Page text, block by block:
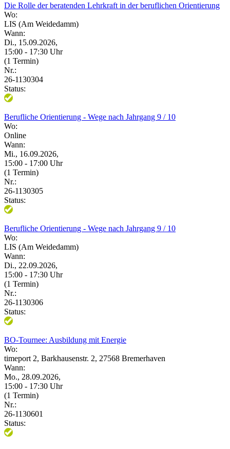
Die Rolle der beratenden Lehrkraft in der beruflichen Orientierung
Wo:
LIS (Am Weidedamm)
Wann:
Di., 15.09.2026,
15:00 - 17:30 Uhr
(1 Termin)
Nr.:
26-1130304
Status:
Berufliche Orientierung - Wege nach Jahrgang 9 / 10
Wo:
Online
Wann:
Mi., 16.09.2026,
15:00 - 17:00 Uhr
(1 Termin)
Nr.:
26-1130305
Status:
Berufliche Orientierung - Wege nach Jahrgang 9 / 10
Wo:
LIS (Am Weidedamm)
Wann:
Di., 22.09.2026,
15:00 - 17:30 Uhr
(1 Termin)
Nr.:
26-1130306
Status:
BO-Tournee: Ausbildung mit Energie
Wo:
timeport 2, Barkhausenstr. 2, 27568 Bremerhaven
Wann:
Mo., 28.09.2026,
15:00 - 17:30 Uhr
(1 Termin)
Nr.:
26-1130601
Status: